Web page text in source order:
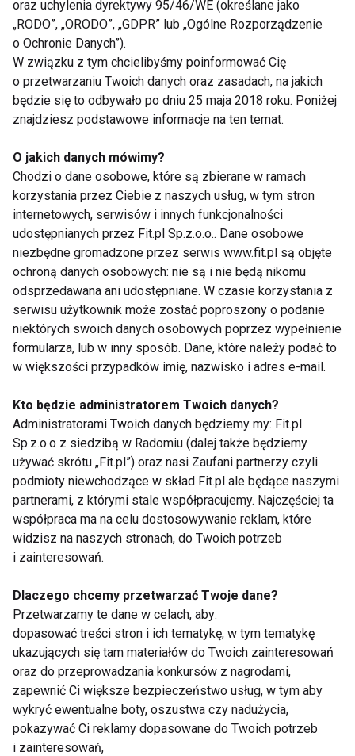
zupełnie zapominało o higienie. Rzesza osób
twierdzi, iż pieprzyki te miały stanowić retusz
niedoskonałości urody związanych z brakiem
higieny. Kobiety baroku w ten sposób często
ukrywały wykwity skórne. Poza tym pieprzyki te
posiadały ukryte znaczenie. Umiejscowienie go w
skłonności do flirtowania. Umieszczenie pieprzyka
na lewym policzku oznaczało kobietę, która jest już
zajęta, bądź zaręczona, natomiast znaczek w kąciku
oka to sygnał, że jego posiadaczka jest osobą
tętniącą życiem. Jak wskazują kroniki wiele dam
oprócz pięknych strojów nosiło także pasożyty, a
konkretnie rzecz ujmując wszy.
[-------]
XVII w. to z kolei czas rozumu oraz szerzenia
oświaty, niestety kobiety nadal żyły w
nieświadomości jeśli chodzi o korzystanie z środków
czystości. Kosmetyki owszem, ale nie te
podstawowe, czyli zapewniające zasadniczą
higienę. W późniejszym czasie bardzo znany był
incydent, jaki miał miejsce we Francji w 1715 roku,
kiedy to wybuchły zamieszki, ponieważ używane
przez arystokratów nadmierne ilości mąki
wykorzystywane do pudrowania fryzur mogły
doprowadzić do wielkiej nędzy wśród ludu Francji.
Gromadzenie mąki w celach kosmetycznych
zostało zabronione podczas Rewolucji Francuskiej.
Mentalność barokowa nadal wiodła prym. W XVII
wieku angielski parlament uchwalił prawo
oraz uchylenia dyrektywy 95/46/WE (określane jako
„RODO”, „ORODO”, „GDPR” lub „Ogólne Rozporządzenie
o Ochronie Danych”).
W związku z tym chcielibyśmy poinformować Cię
o przetwarzaniu Twoich danych oraz zasadach, na jakich
będzie się to odbywało po dniu 25 maja 2018 roku. Poniżej
znajdziesz podstawowe informacje na ten temat.
O jakich danych mówimy?
Chodzi o dane osobowe, które są zbierane w ramach
korzystania przez Ciebie z naszych usług, w tym stron
internetowych, serwisów i innych funkcjonalności
udostępnianych przez Fit.pl Sp.z.o.o.. Dane osobowe
niezbędne gromadzone przez serwis www.fit.pl są objęte
ochroną danych osobowych: nie są i nie będą nikomu
odsprzedawana ani udostępniane. W czasie korzystania z
serwisu użytkownik może zostać poproszony o podanie
niektórych swoich danych osobowych poprzez wypełnienie
formularza, lub w inny sposób. Dane, które należy podać to
w większości przypadków imię, nazwisko i adres e-mail.
Kto będzie administratorem Twoich danych?
Administratorami Twoich danych będziemy my: Fit.pl
Sp.z.o.o z siedzibą w Radomiu (dalej także będziemy
używać skrótu „Fit.pl”) oraz nasi Zaufani partnerzy czyli
podmioty niewchodzące w skład Fit.pl ale będące naszymi
partnerami, z którymi stale współpracujemy. Najczęściej ta
współpraca ma na celu dostosowywanie reklam, które
widzisz na naszych stronach, do Twoich potrzeb
i zainteresowań.
Dlaczego chcemy przetwarzać Twoje dane?
Przetwarzamy te dane w celach, aby:
dopasować treści stron i ich tematykę, w tym tematykę
ukazujących się tam materiałów do Twoich zainteresowań
oraz do przeprowadzania konkursów z nagrodami,
zapewnić Ci większe bezpieczeństwo usług, w tym aby
wykryć ewentualne boty, oszustwa czy nadużycia,
pokazywać Ci reklamy dopasowane do Twoich potrzeb
i zainteresowań,